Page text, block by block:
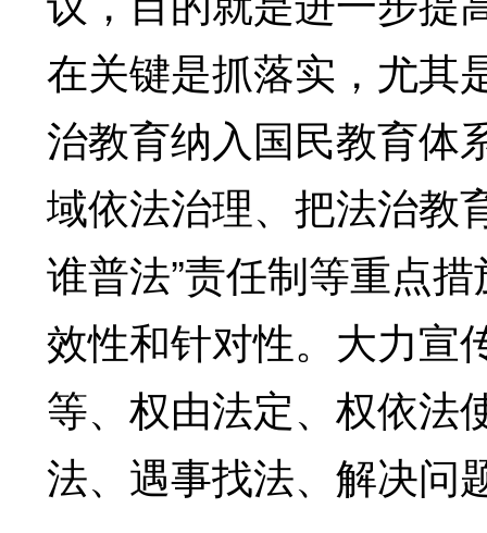
在关键是抓落实，尤其
治教育纳入国民教育体
域依法治理、把法治教
谁普法”责任制等重点
效性和针对性。大力宣
等、权由法定、权依法
法、遇事找法、解决问